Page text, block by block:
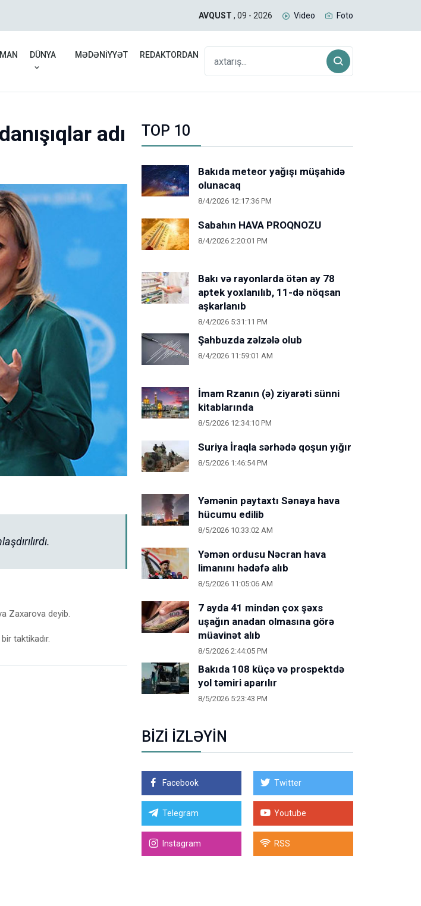
İran: ABŞ-ın quru hücum planını pozduqAVQUST , 09 - 2026 Video Foto
DÜNYA MƏDƏNİYYƏT REDAKTORDAN
adı
Zaxarova deyib.
taktikadır.
TOP 10
Bakıda meteor yağışı müşahidə
olunacaq
8/4/2026 12:17:36 PM
Sabahın HAVA PROQNOZU
8/4/2026 2:20:01 PM
Bakı və rayonlarda ötən ay 78
aptek yoxlanılıb, 11-də nöqsan
aşkarlanıb
8/4/2026 5:31:11 PM
Şahbuzda zəlzələ olub
8/4/2026 11:59:01 AM
İmam Rzanın (ə) ziyarəti sünni
kitablarında
8/5/2026 12:34:10 PM
Suriya İraqla sərhədə qoşun yığır
8/5/2026 1:46:54 PM
Yəmənin paytaxtı Sənaya hava
hücumu edilib
8/5/2026 10:33:02 AM
Yəmən ordusu Nəcran hava
limanını hədəfə alıb
8/5/2026 11:05:06 AM
7 ayda 41 mindən çox şəxs
uşağın anadan olmasına görə
müavinət alıb
8/5/2026 2:44:05 PM
Bakıda 108 küçə və prospektdə
yol təmiri aparılır
8/5/2026 5:23:43 PM
BİZİ İZLƏYİN
Facebook Twitter
Telegram Youtube
Instagram RSS